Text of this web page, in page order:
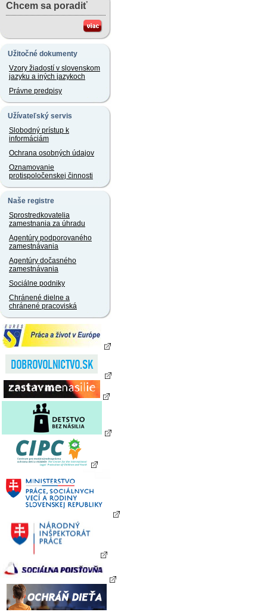
Chcem sa poradiť
Užitočné dokumenty
Vzory žiadostí v slovenskom
jazyku a iných jazykoch
Právne predpisy
Užívateľský servis
Slobodný prístup k
informáciám
Ochrana osobných údajov
Oznamovanie
protispoločenskej činnosti
Naše registre
Sprostredkovatelia
zamestnania za úhradu
Agentúry podporovaného
zamestnávania
Agentúry dočasného
zamestnávania
Sociálne podniky
Chránené dielne a
chránené pracoviská